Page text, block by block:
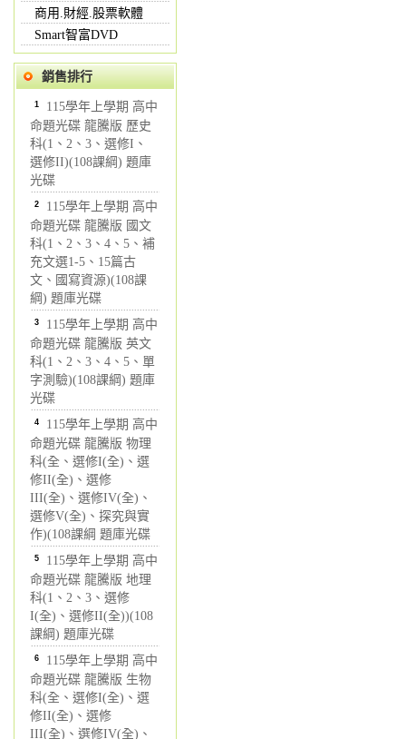
商用.財經.股票軟體
Smart智富DVD
銷售排行
1 115學年上學期 高中
命題光碟 龍騰版 歷史
科(1、2、3、選修I、
選修II)(108課綱) 題庫
光碟
2 115學年上學期 高中
命題光碟 龍騰版 國文
科(1、2、3、4、5、補
充文選1-5、15篇古
文、國寫資源)(108課
綱) 題庫光碟
3 115學年上學期 高中
命題光碟 龍騰版 英文
科(1、2、3、4、5、單
字測驗)(108課綱) 題庫
光碟
4 115學年上學期 高中
命題光碟 龍騰版 物理
科(全、選修I(全)、選
修II(全)、選修
III(全)、選修IV(全)、
選修V(全)、探究與實
作)(108課綱 題庫光碟
5 115學年上學期 高中
命題光碟 龍騰版 地理
科(1、2、3、選修
I(全)、選修II(全))(108
課綱) 題庫光碟
6 115學年上學期 高中
命題光碟 龍騰版 生物
科(全、選修I(全)、選
修II(全)、選修
III(全)、選修IV(全)、